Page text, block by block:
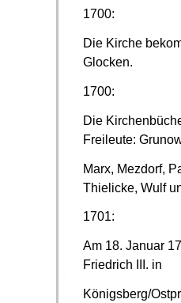
1700:
Die Kirche
Glocken.
1700:
Die
Freileute:
Marx, Mezdorf,
Thielicke, Wulf
1701:
Am 18. Januar
Friedrich III. in
Königsberg/